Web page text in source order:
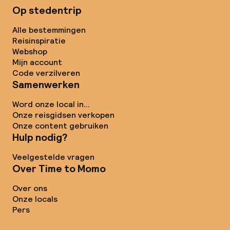
Op stedentrip
Alle bestemmingen
Reisinspiratie
Webshop
Mijn account
Code verzilveren
Samenwerken
Word onze local in...
Onze reisgidsen verkopen
Onze content gebruiken
Hulp nodig?
Veelgestelde vragen
Over Time to Momo
Over ons
Onze locals
Pers